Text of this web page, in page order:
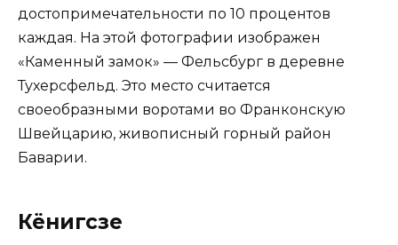
достопримечательности по 10 процентов
каждая. На этой фотографии изображен
«Каменный замок» — Фельсбург в деревне
Тухерсфельд. Это место считается
своеобразными воротами во Франконскую
Швейцарию, живописный горный район
Баварии.
Кёнигсзе